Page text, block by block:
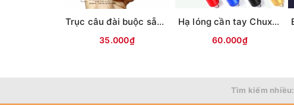
Trục câu đài buộc sẵn Jobon (vỏ đỏ/xanh)
35.000₫
Hạ lóng cần tay Chuxian
60.000₫
Tìm kiếm nhiều: